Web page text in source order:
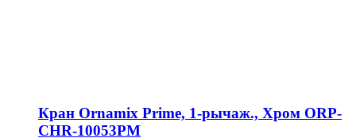
Кран Ornamix Prime, 1-рычаж., Хром ORP-
CHR-10053PM